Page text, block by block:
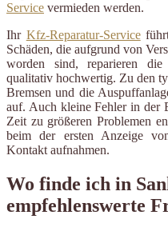
Service vermieden werden.
Ihr Kfz-Reparatur-Serviceführt
Schäden, die aufgrund von
worden sind, reparieren
qualitativ hochwertig. Zu den
Bremsen und die
auf. Auch kleine Fehler in der
Zeit zu größeren Problemen
beim der ersten Anzeige
Kontakt aufnahmen.
Wo finde ich in
empfehlenswerte